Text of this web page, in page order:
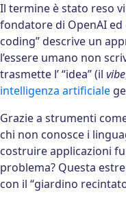
Il termine è stato reso
fondatore di OpenAI ed
coding” descrive un
l’essere umano non
trasmette l’ “idea” (il vibe
intelligenza artificiale
Grazie a strumenti
chi non conosce i
costruire applicazioni
problema? Questa
con il “giardino